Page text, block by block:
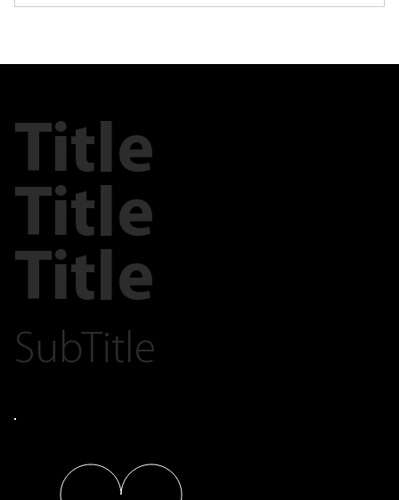
Title
Title
Title
SubTitle